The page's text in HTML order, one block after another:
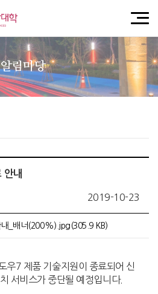
알림마당
안내
2019-10-23
_배너(200%).jpg(305.9 KB)
7 제품 기술지원이 종료되어 신
서비스가 중단될 예정입니다.